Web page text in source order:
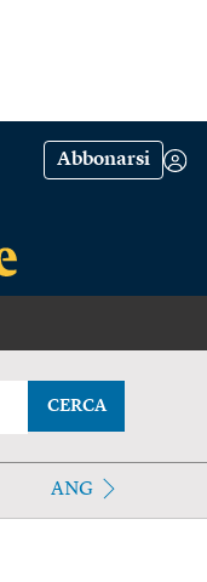
Abbonarsi
CERCA
ANG